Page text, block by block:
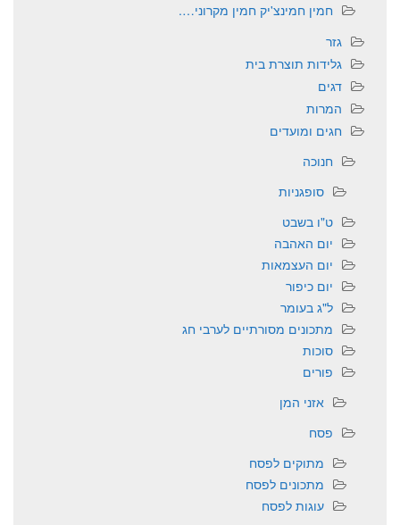
חמין חמינצ'יק חמין מקרוני….
גזר
גלידות תוצרת בית
דגים
המרות
חגים ומועדים
חנוכה
סופגניות
ט"ו בשבט
יום האהבה
יום העצמאות
יום כיפור
ל"ג בעומר
מתכונים מסורתיים לערבי חג
סוכות
פורים
אזני המן
פסח
מתוקים לפסח
מתכונים לפסח
עוגות לפסח